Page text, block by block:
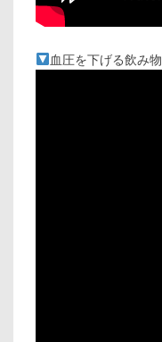
血圧を下げる飲み物